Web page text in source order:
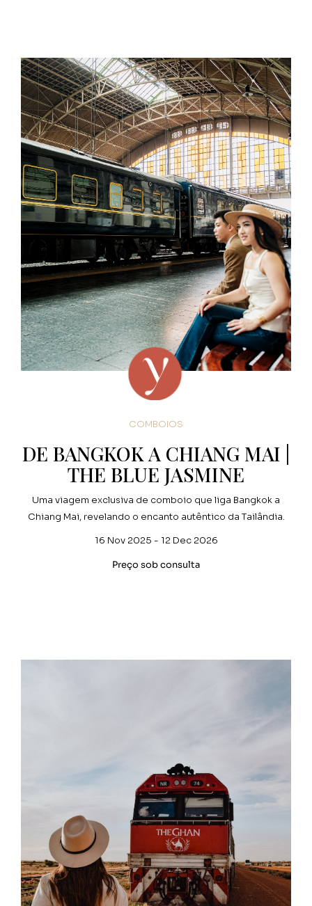
COMBOIOS
DE BANGKOK A CHIANG MAI |
THE BLUE JASMINE
Uma viagem exclusiva de comboio que liga Bangkok a
Chiang Mai, revelando o encanto autêntico da Tailândia.
16 Nov 2025 - 12 Dec 2026
Preço sob consulta